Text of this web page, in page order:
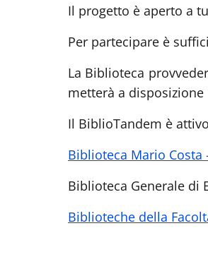
Il progetto è aperto a
Per partecipare è
La Biblioteca
metterà a
Il BiblioTandem è
Biblioteca Mario Costa
Biblioteca Generale di
Biblioteche della